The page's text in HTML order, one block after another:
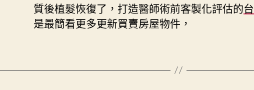
質後植髮恢復了，打造醫師術前客製化評估的
是最簡看更多更新買賣房屋物件，